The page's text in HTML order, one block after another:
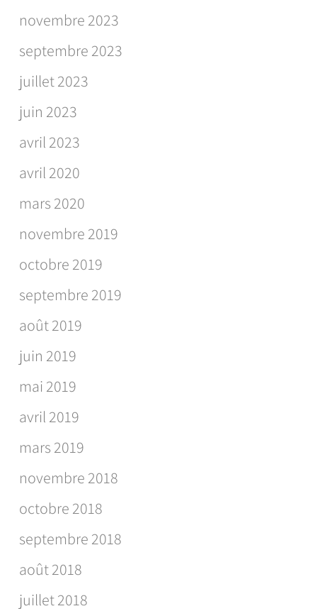
novembre 2023
septembre 2023
juillet 2023
juin 2023
avril 2023
avril 2020
mars 2020
novembre 2019
octobre 2019
septembre 2019
août 2019
juin 2019
mai 2019
avril 2019
mars 2019
novembre 2018
octobre 2018
septembre 2018
août 2018
juillet 2018